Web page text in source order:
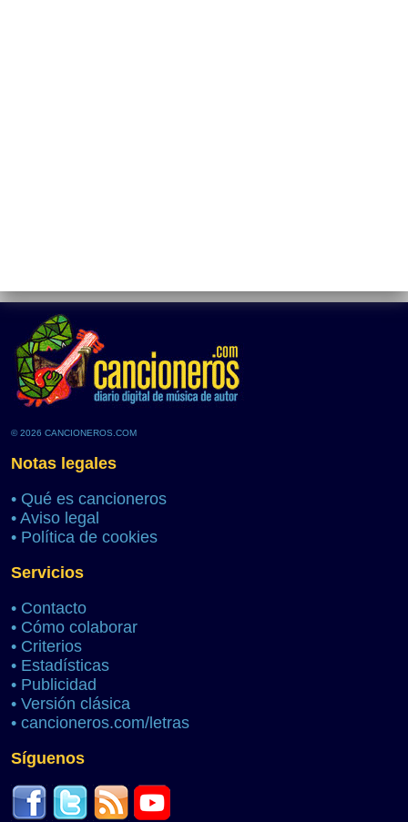
© 2026 CANCIONEROS.COM
Notas legales
• Qué es cancioneros
• Aviso legal
• Política de cookies
Servicios
• Contacto
• Cómo colaborar
• Criterios
• Estadísticas
• Publicidad
• Versión clásica
• cancioneros.com/letras
Síguenos